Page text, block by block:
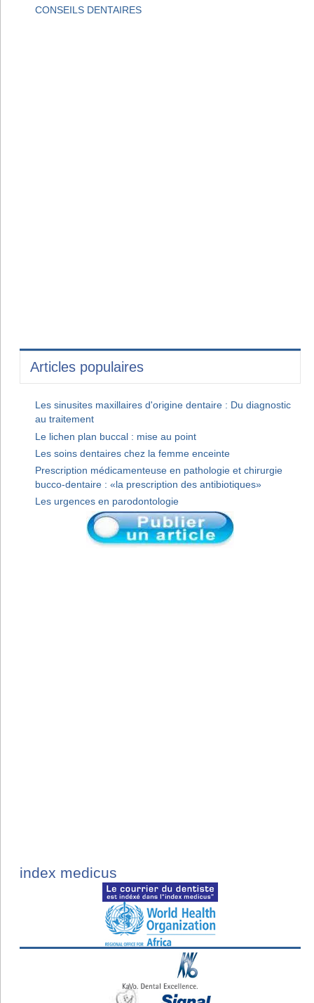
CONSEILS DENTAIRES
Articles populaires
Les sinusites maxillaires d'origine dentaire : Du diagnostic
au traitement
Le lichen plan buccal : mise au point
Les soins dentaires chez la femme enceinte
Prescription médicamenteuse en pathologie et chirurgie
bucco-dentaire : «la prescription des antibiotiques»
Les urgences en parodontologie
index medicus